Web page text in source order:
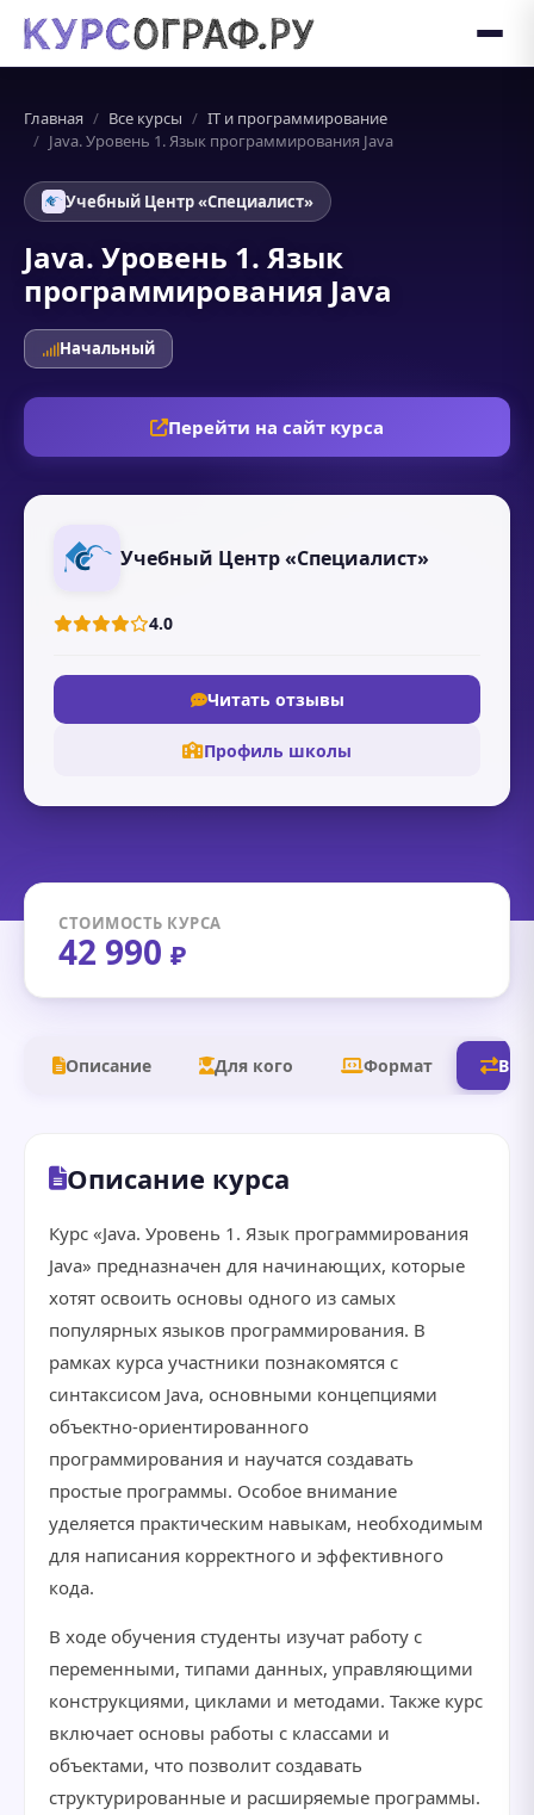
Главная Все курсы
IT и программирование
Java. Уровень 1. Язык программирования Java
Учебный Центр «Специалист»
Java. Уровень 1. Язык
программирования Java
Начальный
Перейти на сайт курса
Учебный Центр «Специалист»
4.0
Читать отзывы
Профиль школы
СТОИМОСТЬ КУРСА
42 990 ₽
Описание Для кого Формат В
Описание курса
Курс «Java. Уровень 1. Язык программирования
Java» предназначен для начинающих, которые
хотят освоить основы одного из самых
популярных языков программирования. В
рамках курса участники познакомятся с
синтаксисом Java, основными концепциями
объектно-ориентированного
программирования и научатся создавать
простые программы. Особое внимание
уделяется практическим навыкам, необходимым
для написания корректного и эффективного
кода.
В ходе обучения студенты изучат работу с
переменными, типами данных, управляющими
конструкциями, циклами и методами. Также курс
включает основы работы с классами и
объектами, что позволит создавать
структурированные и расширяемые программы.